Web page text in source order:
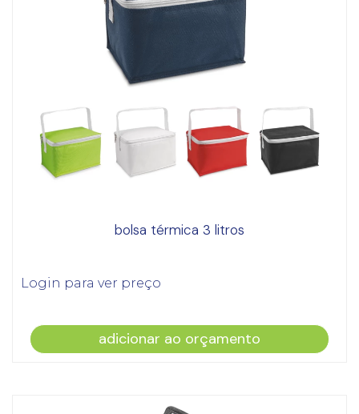
bolsa térmica 3 litros
Login para ver preço
adicionar ao orçamento